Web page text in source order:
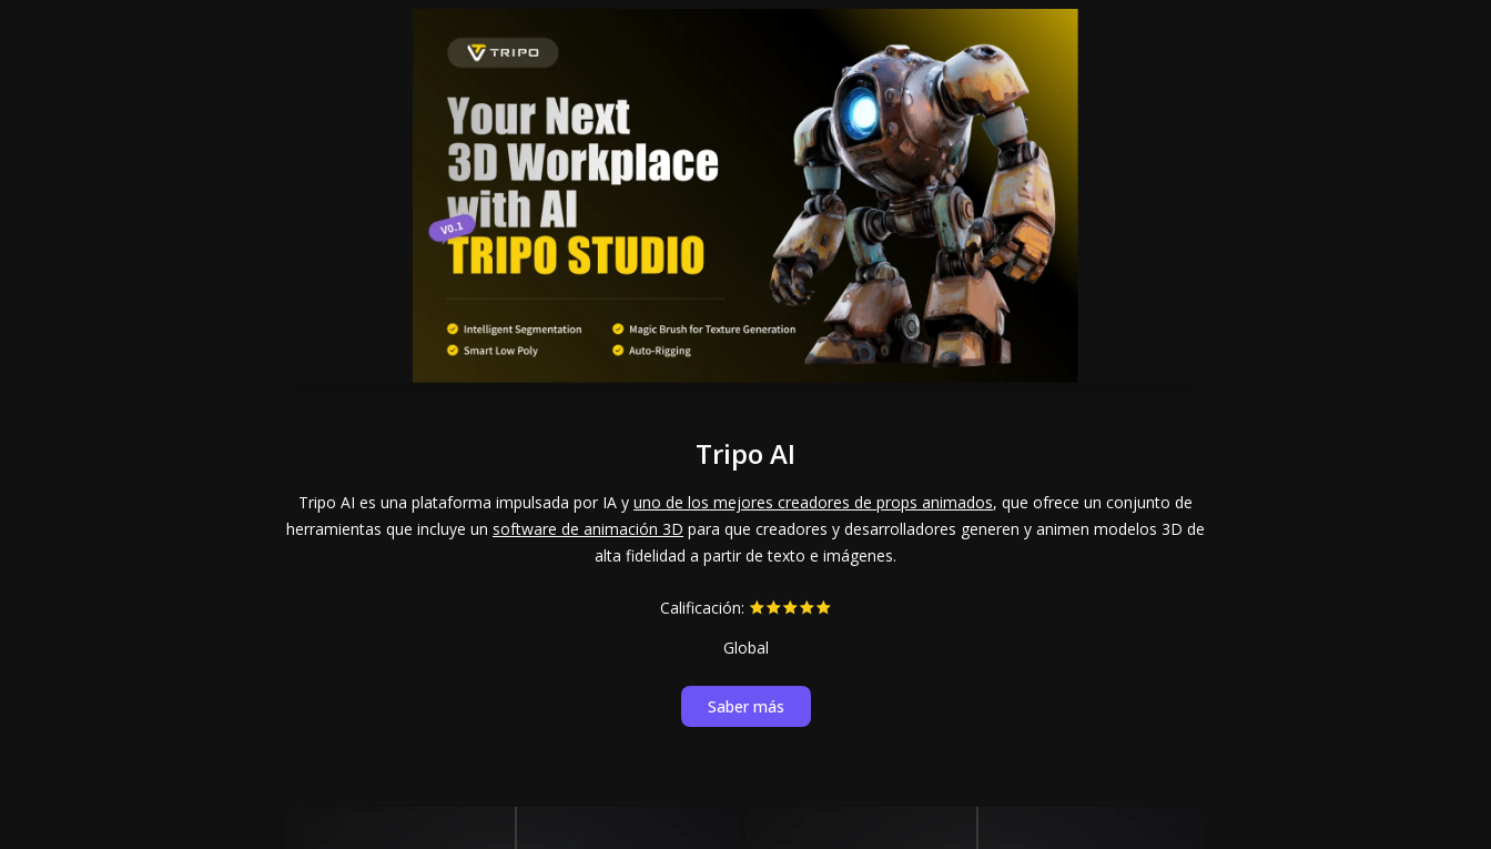
Tripo AI
Tripo AI es una plataforma impulsada por IA y uno de los mejores creadores de props animados, que ofrece un conjunto de
herramientas que incluye un software de animación 3D para que creadores y desarrolladores generen y animen modelos 3D de
alta fidelidad a partir de texto e imágenes.
Calificación:
Global
Saber más